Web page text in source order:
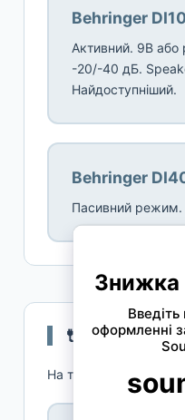
Behringer
Активний. 9В або
-20/-40 дБ.
Найдоступніший.
Behringer
Пасивний
🔌 Пассивные
На трансформаторе.